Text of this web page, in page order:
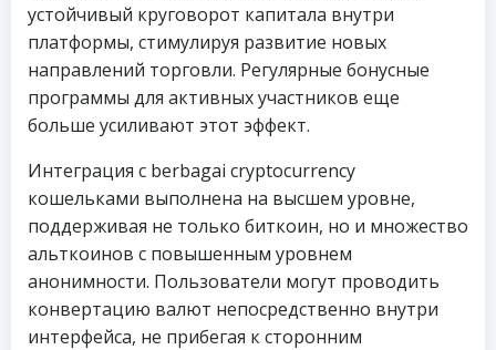
устойчивый круговорот капитала внутри
платформы, стимулируя развитие новых
направлений торговли. Регулярные бонусные
программы для активных участников еще
больше усиливают этот эффект.
Интеграция с berbagai cryptocurrency
кошельками выполнена на высшем уровне,
поддерживая не только биткоин, но и множество
альткоинов с повышенным уровнем
анонимности. Пользователи могут проводить
конвертацию валют непосредственно внутри
интерфейса, не прибегая к сторонним